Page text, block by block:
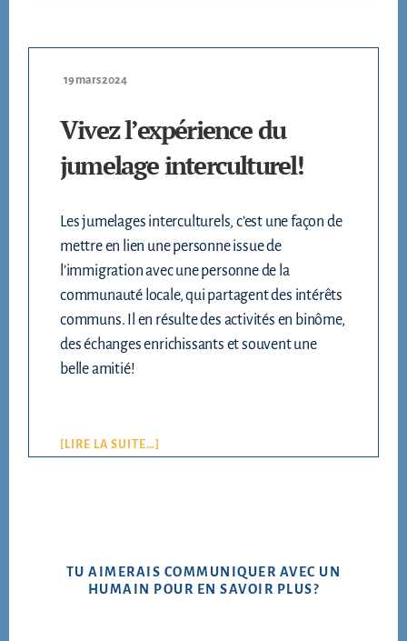
19 mars 2024
Vivez l’expérience du
jumelage interculturel!
Les jumelages interculturels, c’est une façon de
mettre en lien une personne issue de
l’immigration avec une personne de la
communauté locale, qui partagent des intérêts
communs. Il en résulte des activités en binôme,
des échanges enrichissants et souvent une
belle amitié!
[LIRE LA SUITE…]
TU AIMERAIS COMMUNIQUER AVEC UN
HUMAIN POUR EN SAVOIR PLUS?